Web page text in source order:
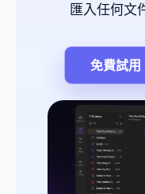
匯入任何文
免費試用
視